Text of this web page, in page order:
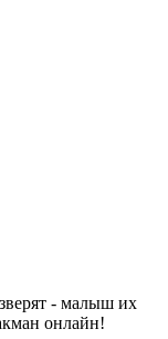
- малыш их
онлайн!